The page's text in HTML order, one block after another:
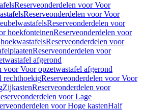
Reserveonderdelen voor Voor
Reserveonderdelen voor Voor
Reserveonderdelen voor
hoekfonteinenReserveonderdelen voor
Reserveonderdelen voor
Reserveonderdelen voor
afgerond
voor Voor opzetwastafel afgerond
rechthoekigReserveonderdelen voor Voor
ZijkastenReserveonderdelen voor
voor Lage
voor Hoge kastenHalf